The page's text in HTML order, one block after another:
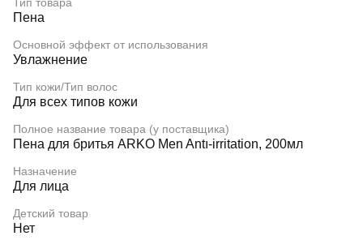
Пена
Основной эффект от использования
Увлажнение
Тип кожи/Тип волос
Для всех типов кожи
Полное название товара (у поставщика)
Пена для бритья ARKO Men Antı-irritation, 200мл
Назначение
Для лица
Детский товар
Нет